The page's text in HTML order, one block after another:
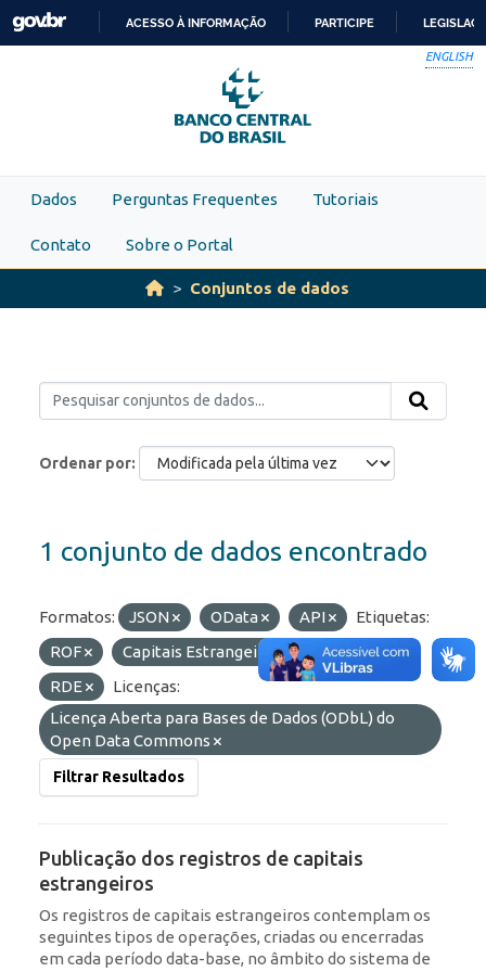
Skip to main content
PARA
O
CONTEÚDO
ACESSO À INFORMAÇÃO PARTICIPE
ENGLISH
Dados Perguntas Frequentes Tutoriais
Contato Sobre o Portal
Conjuntos de dados
Ordenar por
1 conjunto de dados encontrado
Formatos: JSON OData API
Etiquetas:
ROF
Capitais Estrangeiros
Portfólio
RDE
Licenças:
Licença Aberta para Bases de Dados (ODbL) do
Open Data Commons
Filtrar Resultados
Publicação dos registros de capitais
estrangeiros
Os registros de capitais estrangeiros contemplam os
seguintes tipos de operações, criadas ou encerradas
em cada período data-base, no âmbito do sistema de